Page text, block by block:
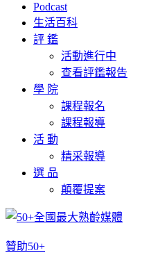
Podcast
生活百科
評 鑑
活動進行中
查看評鑑報告
學 院
課程報名
課程報導
活 動
精采報導
選 品
顛覆提案
贊助50+